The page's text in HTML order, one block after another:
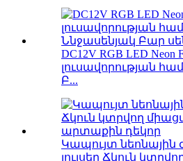
DC12V RGB LED
լուսավորության
Բ...
Կապույտ
լույսեր Ճկուն